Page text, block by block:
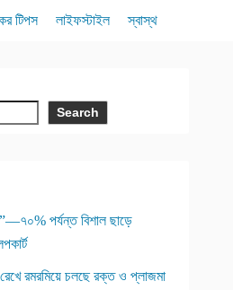
টিপস লাইফস্টাইল স্বাস্থ
Search
পর্যন্ত বিশাল ছাড়ে
রমরমিয়ে চলছে রক্ত ও প্লাজমা